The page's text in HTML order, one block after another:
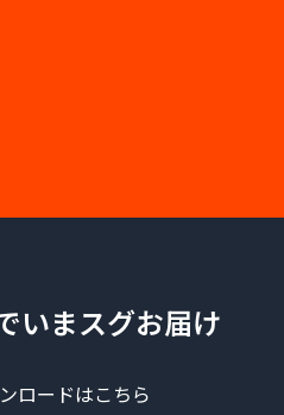
いまスグお届け
ロードはこちら